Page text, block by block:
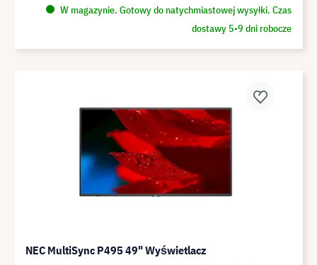
W magazynie. Gotowy do natychmiastowej wysyłki. Czas
dostawy 5-9 dni robocze
NEC MultiSync P495 49" Wyświetlacz